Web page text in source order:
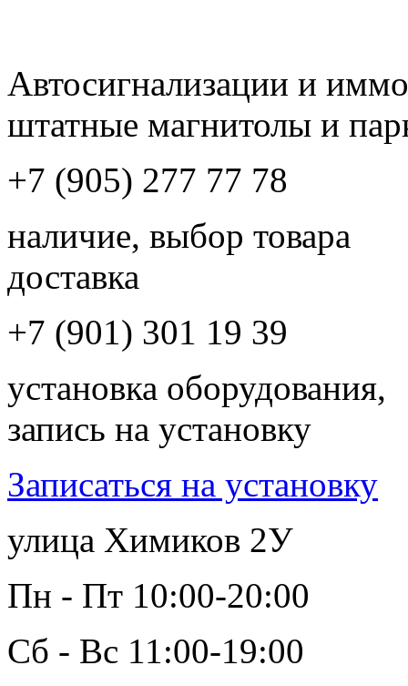
Автосигнализации и
штатные магнитолы и
+7 (905) 277 77 78
наличие, выбор товара
доставка
+7 (901) 301 19 39
установка оборудования,
запись на установку
Записаться на установку
улица Химиков 2У
Пн - Пт 10:00-20:00
Сб - Вс 11:00-19:00